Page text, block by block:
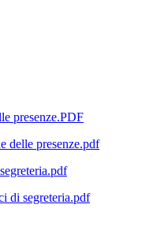
presenze.PDF
delle presenze.pdf
di segreteria.pdf